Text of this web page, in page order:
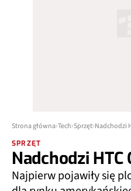
Strona główna Tech Sprzęt Nadchodzi
SPRZĘT
Nadchodzi HTC
Najpierw pojawiły się